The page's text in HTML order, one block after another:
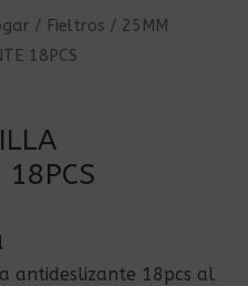
/ Fieltros / 25MM
18PCS
18PCS
antideslizante 18pcs al